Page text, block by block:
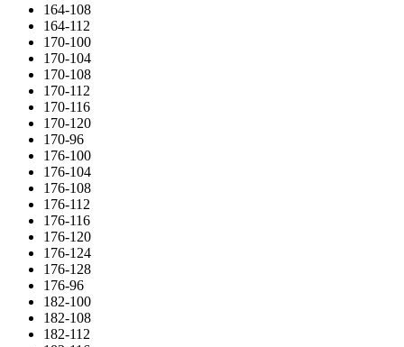
164-108
164-112
170-100
170-104
170-108
170-112
170-116
170-120
170-96
176-100
176-104
176-108
176-112
176-116
176-120
176-124
176-128
176-96
182-100
182-108
182-112